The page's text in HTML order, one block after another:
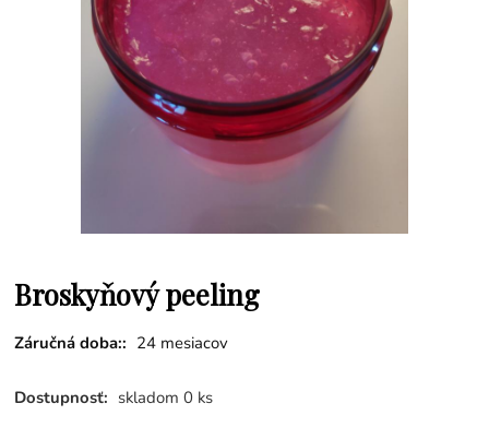
Broskyňový peeling
Záručná doba:: 24 mesiacov
Dostupnosť: skladom 0 ks